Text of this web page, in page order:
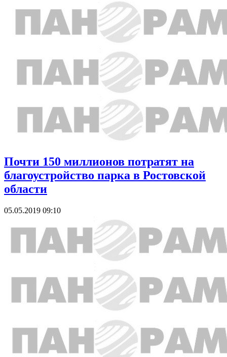
Почти 150 миллионов потратят на
благоустройство парка в Ростовской
области
05.05.2019 09:10